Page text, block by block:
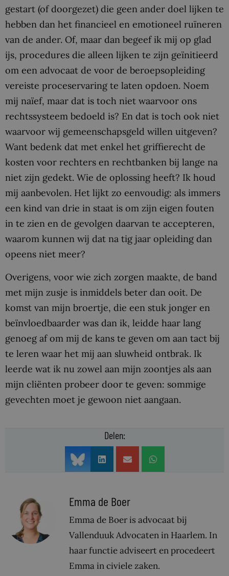
gestart (of doorgezet) die geen ander doel lijken te
hebben dan het financieel en emotioneel ruïneren
van de ander. Of, maar dan begeef ik mij op glad
ijs, procedures die alleen lijken te zijn geïnitieerd
om een advocaat de voor de beroepsopleiding
vereiste proceservaring te laten opdoen. Noem
mij naïef, maar dat is toch niet waarvoor ons
rechtssysteem bedoeld is? En dat is toch ook niet
waarvoor wij gemeenschapsgeld willen uitgeven?
Want bedenk dat met enkel het griffierecht de
kosten voor rechters en rechtbanken bij lange na
niet zijn gedekt. Wie de oplossing heeft? Ik houd
mij aanbevolen. Het lijkt zo eenvoudig: als immers
een kind van drie in staat is om zijn eigen fouten
in te zien en de gevolgen daarvan te accepteren,
waarom kunnen wij dat na tig jaar opleiding dan
opeens niet meer?
Overigens, voor wie zich zorgen maakte, de band
met mijn zusje is inmiddels beter dan ooit. De
komst van mijn broertje, die een stuk jonger en
beïnvloedbaarder was dan ik, leidde haar lang
genoeg af om mij de kans te geven om aan tact bij
te leren waar het mij aan sluwheid ontbrak. Ik
leerde wat ik nu zowel aan mijn zoontjes als aan
mijn cliënten probeer door te geven: sommige
gevechten moet je gewoon niet aangaan.
Delen:
Emma de Boer
Emma de Boer is advocaat bij
Vallenduuk Advocaten in Haarlem. In
haar functie adviseert en procedeert
Emma in civiele zaken.